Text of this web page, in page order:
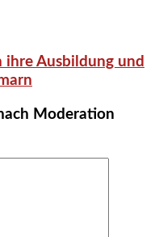
Ausbildung und
Moderation